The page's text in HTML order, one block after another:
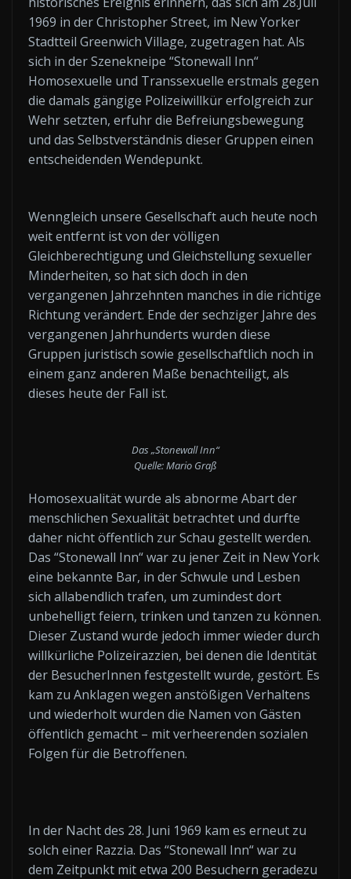
1969 in der Christopher Street, im New Yorker
Stadtteil Greenwich Village, zugetragen hat. Als
sich in der Szenekneipe “Stonewall Inn“
Homosexuelle und Transsexuelle erstmals gegen
die damals gängige Polizeiwillkür erfolgreich zur
Wehr setzten, erfuhr die Befreiungsbewegung
und das Selbstverständnis dieser Gruppen einen
entscheidenden Wendepunkt.
Wenngleich unsere Gesellschaft auch heute noch
weit entfernt ist von der völligen
Gleichberechtigung und Gleichstellung sexueller
Minderheiten, so hat sich doch in den
vergangenen Jahrzehnten manches in die richtige
Richtung verändert. Ende der sechziger Jahre des
vergangenen Jahrhunderts wurden diese
Gruppen juristisch sowie gesellschaftlich noch in
einem ganz anderen Maße benachteiligt, als
dieses heute der Fall ist.
Das „Stonewall Inn“
Quelle: Mario Graß
Homosexualität wurde als abnorme Abart der
menschlichen Sexualität betrachtet und durfte
daher nicht öffentlich zur Schau gestellt werden.
Das “Stonewall Inn“ war zu jener Zeit in New York
eine bekannte Bar, in der Schwule und Lesben
sich allabendlich trafen, um zumindest dort
unbehelligt feiern, trinken und tanzen zu können.
Dieser Zustand wurde jedoch immer wieder durch
willkürliche Polizeirazzien, bei denen die Identität
der BesucherInnen festgestellt wurde, gestört. Es
kam zu Anklagen wegen anstößigen Verhaltens
und wiederholt wurden die Namen von Gästen
öffentlich gemacht – mit verheerenden sozialen
Folgen für die Betroffenen.
In der Nacht des 28. Juni 1969 kam es erneut zu
solch einer Razzia. Das “Stonewall Inn“ war zu
dem Zeitpunkt mit etwa 200 Besuchern geradezu